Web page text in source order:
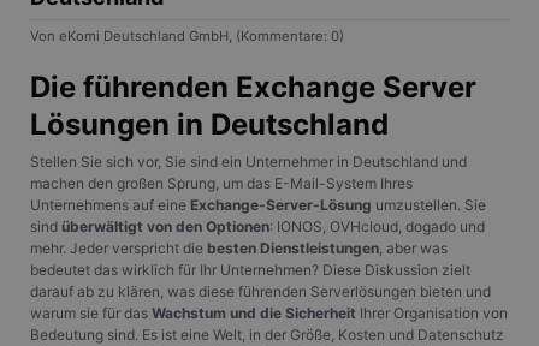
Von eKomi Deutschland GmbH, (Kommentare: 0)
Die führenden Exchange Server
Lösungen in Deutschland
Stellen Sie sich vor, Sie sind ein Unternehmer in Deutschland und
machen den großen Sprung, um das E-Mail-System Ihres
Unternehmens auf eine Exchange-Server-Lösung umzustellen. Sie
sind überwältigt von den Optionen: IONOS, OVHcloud, dogado und
mehr. Jeder verspricht die besten Dienstleistungen, aber was
bedeutet das wirklich für Ihr Unternehmen? Diese Diskussion zielt
darauf ab zu klären, was diese führenden Serverlösungen bieten und
warum sie für das Wachstum und die Sicherheit Ihrer Organisation von
Bedeutung sind. Es ist eine Welt, in der Größe, Kosten und Datenschutz